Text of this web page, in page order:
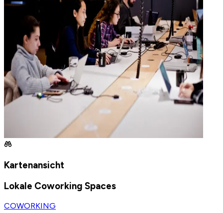
Kartenansicht
Lokale Coworking Spaces
COWORKING